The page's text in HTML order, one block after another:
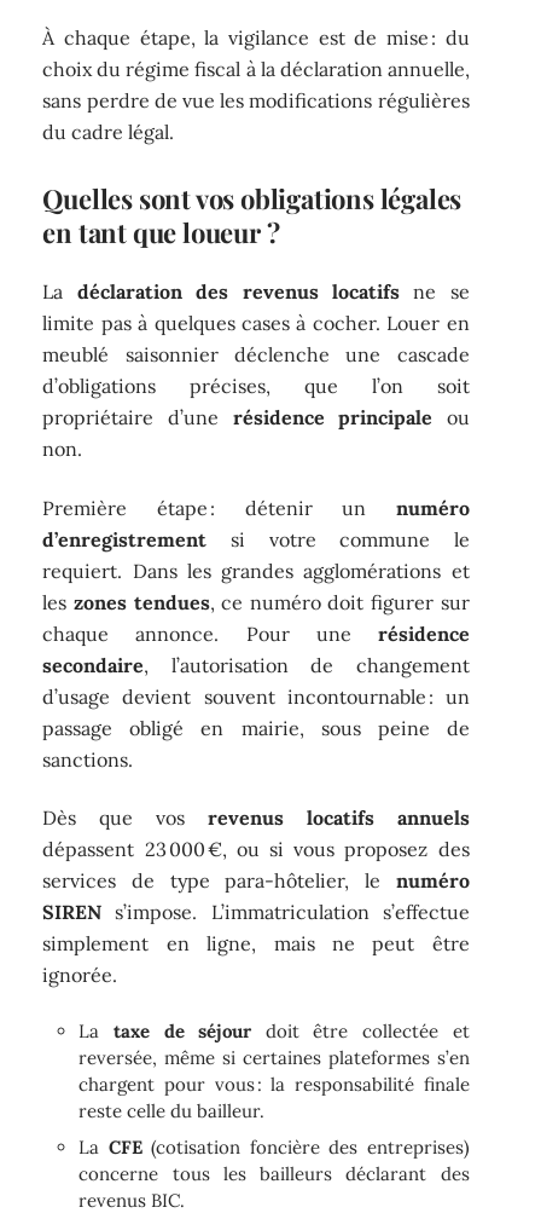
À chaque étape, la vigilance est de mise : du
choix du régime fiscal à la déclaration annuelle,
sans perdre de vue les modifications régulières
du cadre légal.
Quelles sont vos obligations légales
en tant que loueur ?
La déclaration des revenus locatifsne se
limite pas à quelques cases à cocher. Louer en
meublé saisonnier déclenche une cascade
d’obligations précises, que l’on soit
propriétaire d’une résidence principale ou
non.
Première étape : détenir un numéro
d’enregistrement si votre commune le
requiert. Dans les grandes agglomérations et
les zones tendues, ce numéro doit figurer sur
chaque annonce. Pour une résidence
secondaire, l’autorisation de changement
d’usage devient souvent incontournable : un
passage obligé en mairie, sous peine de
sanctions.
Dès que vos revenus locatifs annuels
dépassent 23 000 €, ou si vous proposez des
services de type para-hôtelier, le numéro
SIREN s’impose. L’immatriculation s’effectue
simplement en ligne, mais ne peut être
ignorée.
La taxe de séjour doit être collectée et
reversée, même si certaines plateformes s’en
chargent pour vous : la responsabilité finale
reste celle du bailleur.
La CFE(cotisation foncière des entreprises)
concerne tous les bailleurs déclarant des
revenus BIC.